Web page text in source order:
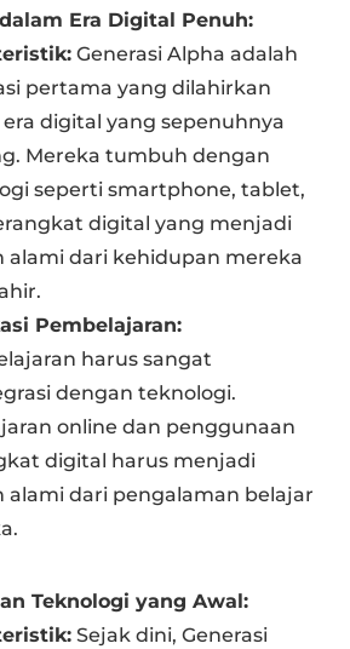
Era Digital Penuh:
Generasi Alpha adalah
pertama yang dilahirkan
digital yang sepenuhnya
Mereka tumbuh dengan
seperti smartphone, tablet,
digital yang menjadi
alami dari kehidupan mereka
Pembelajaran:
harus sangat
dengan teknologi.
online dan penggunaan
digital harus menjadi
alami dari pengalaman belajar
Teknologi yang Awal:
Sejak dini, Generasi